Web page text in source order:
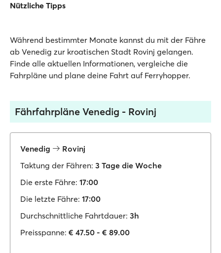
Nützliche Tipps
Während bestimmter Monate kannst du mit der Fähre
ab Venedig zur kroatischen Stadt Rovinj gelangen.
Finde alle aktuellen Informationen, vergleiche die
Fahrpläne und plane deine Fahrt auf Ferryhopper.
Fährfahrpläne Venedig - Rovinj
Venedig
Rovinj
Taktung der Fähren: 3 Tage die Woche
Die erste Fähre: 17:00
Die letzte Fähre: 17:00
Durchschnittliche Fahrtdauer: 3h
Preisspanne: € 47.50 - € 89.00